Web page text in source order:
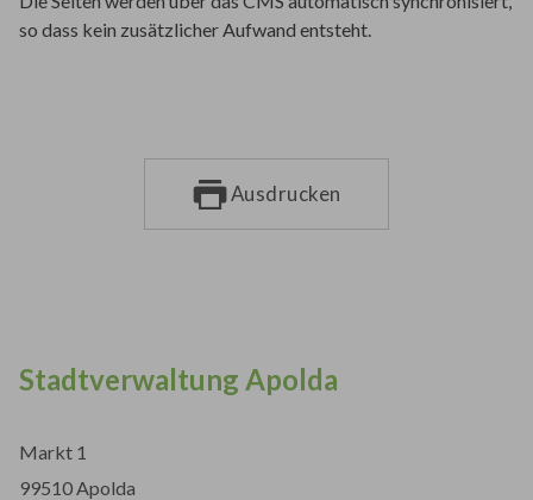
so dass kein zusätzlicher Aufwand entsteht.
Ausdrucken
Stadtverwaltung Apolda
Markt 1
99510 Apolda